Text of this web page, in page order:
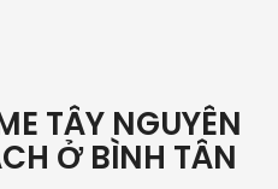
TÂY NGUYÊN
Ở BÌNH TÂN